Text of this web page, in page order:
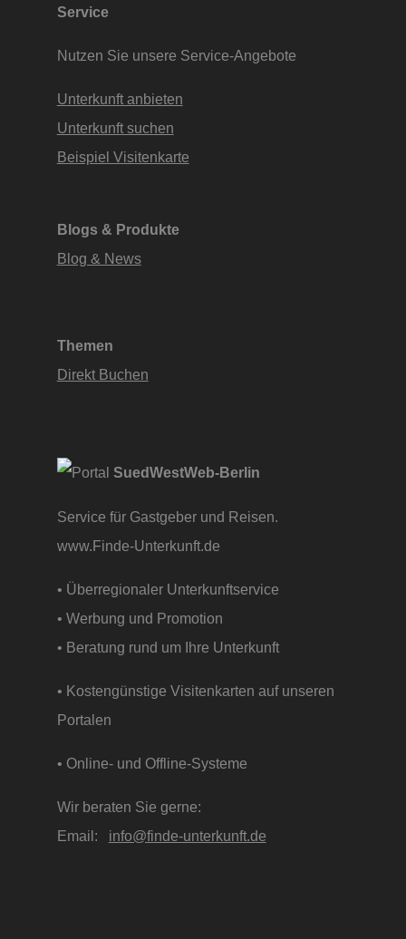
Service
Nutzen Sie unsere Service-Angebote
Unterkunft anbieten
Unterkunft suchen
Beispiel Visitenkarte
Blogs & Produkte
Blog & News
Themen
Direkt Buchen
SuedWestWeb-Berlin
Service für Gastgeber und Reisen.
www.Finde-Unterkunft.de
• Überregionaler Unterkunftservice
• Werbung und Promotion
• Beratung rund um Ihre Unterkunft
• Kostengünstige Visitenkarten auf unseren
Portalen
• Online- und Offline-Systeme
Wir beraten Sie gerne:
Email: info@finde-unterkunft.de